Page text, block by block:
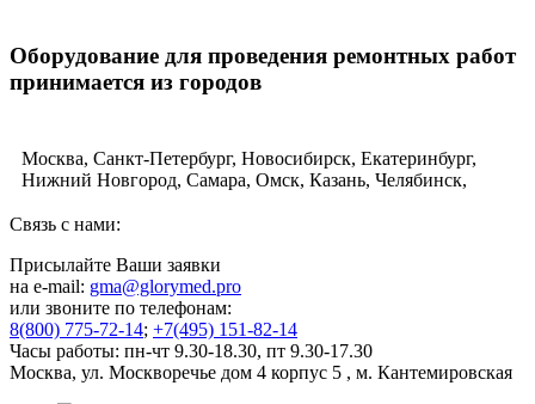
Оборудование для проведения ремонтных работ
принимается из городов
Москва, Санкт-Петербург, Новосибирск, Екатеринбург,
Нижний Новгород, Самара, Омск, Казань, Челябинск,
Воронеж, Саратов, Краснодар, Тольятти, Ижевск,
Тюмень, Махачкала, Хабаровск, Новокузнецк, Оренбург,
Кемерово, Рязань, Томск, Астрахань, Пенза, Набережные
Челны, Липецк, Тула, Киров, Чебоксары, Калининград,
Брянск, Курск, Иваново, Магнитогорск, Улан-Удэ, Тверь,
Ставрополь, Нижний Тагил, Белгород, Архангельск,
Владимир, Сочи, Курган, Смоленск, Калуга, Чита, Орёл,
Связь с нами:
Присылайте Ваши заявки
на e-mail: gma@glorymed.pro
или звоните по телефонам:
8(800) 775-72-14; +7(495) 151-82-14
Часы работы: пн-чт 9.30-18.30, пт 9.30-17.30
Москва, ул. Москворечье дом 4 корпус 5 , м. Кантемировская